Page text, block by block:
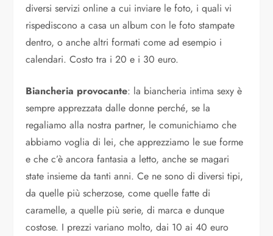
diversi servizi online a cui inviare le foto, i quali vi
rispediscono a casa un album con le foto stampate
dentro, o anche altri formati come ad esempio i
calendari. Costo tra i 20 e i 30 euro.
Biancheria provocante: la biancheria intima sexy è
sempre apprezzata dalle donne perché, se la
regaliamo alla nostra partner, le comunichiamo che
abbiamo voglia di lei, che apprezziamo le sue forme
e che c’è ancora fantasia a letto, anche se magari
state insieme da tanti anni. Ce ne sono di diversi tipi,
da quelle più scherzose, come quelle fatte di
caramelle, a quelle più serie, di marca e dunque
costose. I prezzi variano molto, dai 10 ai 40 euro